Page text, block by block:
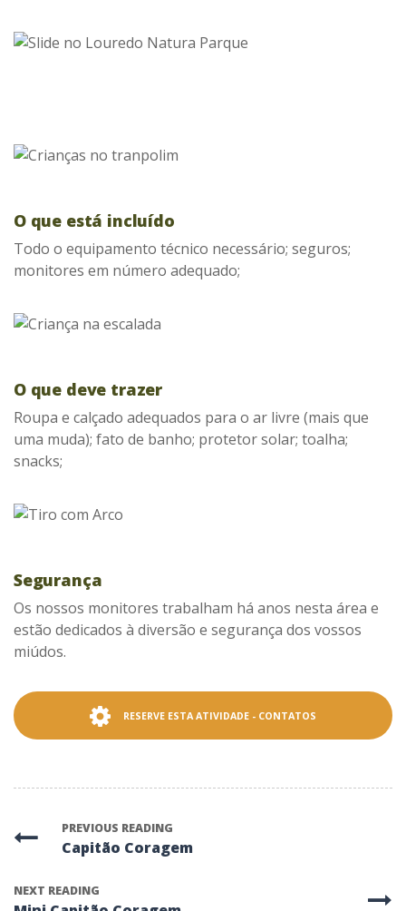
O que está incluído
Todo o equipamento técnico necessário; seguros;
monitores em número adequado;
O que deve trazer
Roupa e calçado adequados para o ar livre (mais que
uma muda); fato de banho; protetor solar; toalha;
snacks;
Segurança
Os nossos monitores trabalham há anos nesta área e
estão dedicados à diversão e segurança dos vossos
miúdos.
RESERVE ESTA ATIVIDADE - CONTATOS
PREVIOUS READING
Capitão Coragem
NEXT READING